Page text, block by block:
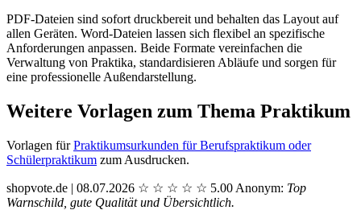
PDF-Dateien sind sofort druckbereit und behalten das Layout auf
allen Geräten. Word-Dateien lassen sich flexibel an spezifische
Anforderungen anpassen. Beide Formate vereinfachen die
Verwaltung von Praktika, standardisieren Abläufe und sorgen für
eine professionelle Außendarstellung.
Weitere Vorlagen zum Thema Praktikum
Vorlagen fürPraktikumsurkunden für Berufspraktikum oder
Schülerpraktikum zum Ausdrucken.
shopvote.de | 08.07.2026 ☆ ☆ ☆ ☆ ☆ 5.00 Anonym: Top
Warnschild, gute Qualität und Übersichtlich.